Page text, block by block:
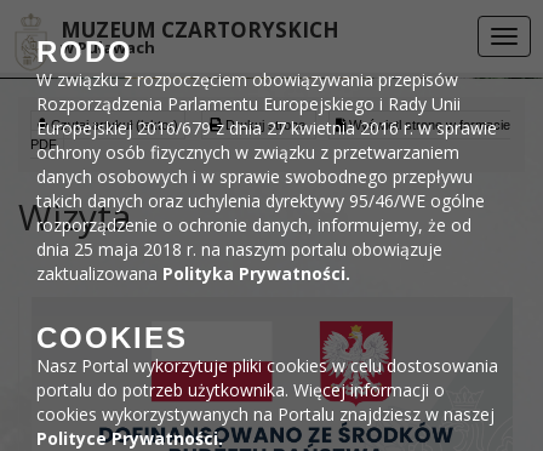
DEKLARACJA DOSTĘPNOŚCI
MUZEUM CZARTORYSKICH
w Puławach
Czytaj artykuł (lektor) Drukuj stronę
Wyświetl stronę w formacie
PDF
Wizyta
RODO
W związku z rozpoczęciem obowiązywania przepisów
Rozporządzenia Parlamentu Europejskiego i Rady Unii
Europejskiej 2016/679 z dnia 27 kwietnia 2016 r. w sprawie
ochrony osób fizycznych w związku z przetwarzaniem
danych osobowych i w sprawie swobodnego przepływu
takich danych oraz uchylenia dyrektywy 95/46/WE ogólne
rozporządzenie o ochronie danych, informujemy, że od
dnia 25 maja 2018 r. na naszym portalu obowiązuje
zaktualizowana Polityka Prywatności.
COOKIES
Nasz Portal wykorzytuje pliki cookies w celu dostosowania
portalu do potrzeb użytkownika. Więcej informacji o
cookies wykorzystywanych na Portalu znajdziesz w naszej
Polityce Prywatności.